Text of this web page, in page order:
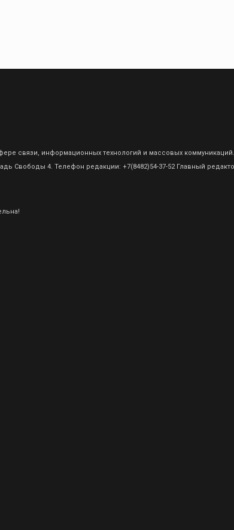
связи, информационных технологий и массовых коммуникаций.
Свободы 4. Телефон редакции: +7(8482)54-37-52 Главный